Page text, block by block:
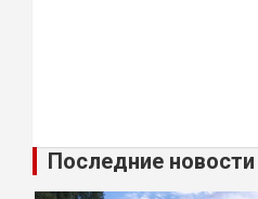
Последние новости